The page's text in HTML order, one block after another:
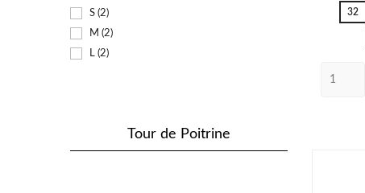
S (2)
M (2)
L (2)
Tour de Poitrine
32